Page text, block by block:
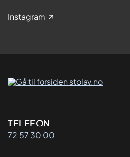
Instagram
Kontaktinformasjon
TELEFON
72 57 30 00